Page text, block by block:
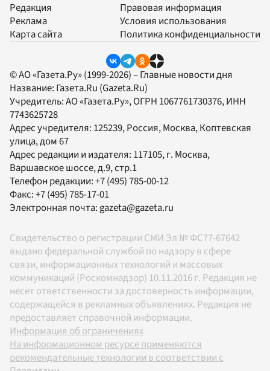
Редакция
Реклама
Карта сайта
Правовая информация
Условия использования
Политика конфиденциальности
© АО «Газета.Ру» (1999-2026) – Главные новости дня
Название: Газета.Ru (Gazeta.Ru)
Учредитель:АО «Газета.Ру», ОГРН 1067761730376, ИНН
7743625728
Адрес учредителя: 125239, Россия, Москва, Коптевская
улица, дом 67
Адрес редакции и издателя: 117105, г. Москва,
Варшавское шоссе, д.9, стр.1
Телефон редакции:+7 (495) 785-00-12
Факс:+7 (495) 785-17-01
Электронная почта: gazeta@gazeta.ru
Свидетельство о регистрации СМИ Эл № ФС77-67642
выдано федеральной службой по надзору в сфере
связи, информационных технологий и массовых
коммуникаций (Роскомнадзор) 10.11.2016 г. Редакция не
несет ответственности за достоверность информации,
содержащейся в рекламных объявлениях. Редакция не
предоставляет справочной информации.
Информация об ограничениях
На информационном ресурсе применяются
рекомендательные технологии в соответствии с